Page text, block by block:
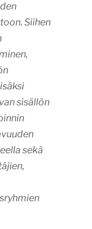
Siihen
sisällön
sekä